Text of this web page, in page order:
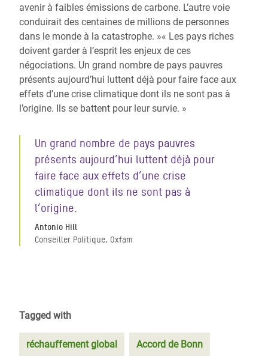
avenir à faibles émissions de carbone. L’autre voie
conduirait des centaines de millions de personnes
dans le monde à la catastrophe. »« Les pays riches
doivent garder à l’esprit les enjeux de ces
négociations. Un grand nombre de pays pauvres
présents aujourd’hui luttent déjà pour faire face aux
effets d’une crise climatique dont ils ne sont pas à
l’origine. Ils se battent pour leur survie. »
Un grand nombre de pays pauvres
présents aujourd’hui luttent déjà pour
faire face aux effets d’une crise
climatique dont ils ne sont pas à
l’origine.
Antonio Hill
Conseiller Politique, Oxfam
Tagged with
réchauffement global Accord de Bonn